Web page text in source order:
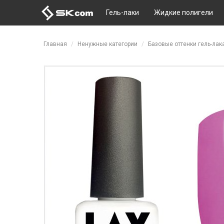
Гель-лаки Жидкие полигели
Главная Ненужные категории Базовые оттенки гель-